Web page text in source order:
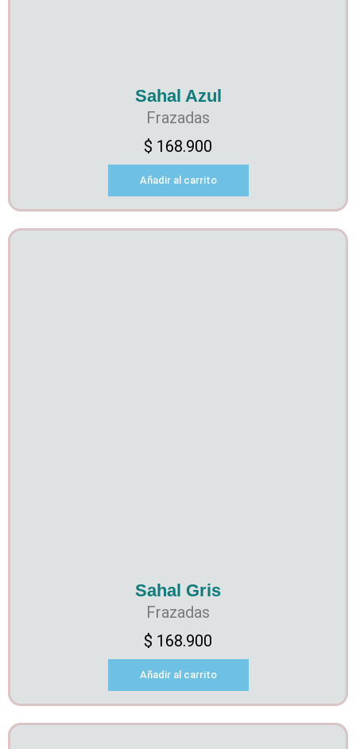
Sahal Azul
Frazadas
$ 168.900
Añadir al carrito
Sahal Gris
Frazadas
$ 168.900
Añadir al carrito